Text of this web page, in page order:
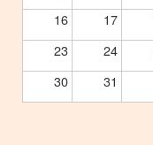
16
17
23
24
30
31